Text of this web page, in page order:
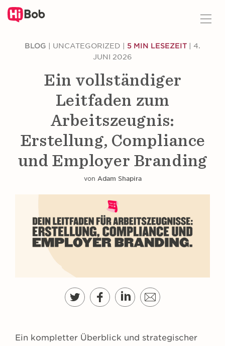
BLOG | UNCATEGORIZED | 5 MIN LESEZEIT | 4.
JUNI 2026
Ein vollständiger
Leitfaden zum
Arbeitszeugnis:
Erstellung, Compliance
und Employer Branding
von Adam Shapira
Ein kompletter Überblick und strategischer